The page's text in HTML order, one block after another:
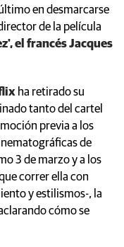
en desmarcarse
de la película
el francés Jacques
ha retirado su
tanto del cartel
previa a los
de
3 de marzo y a los
correr ella con
y estilismos-, la
cómo se